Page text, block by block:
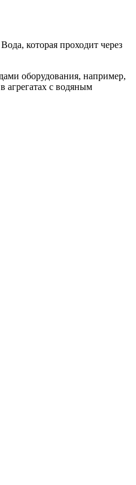
которая проходит через
оборудования, например,
агрегатах с водяным